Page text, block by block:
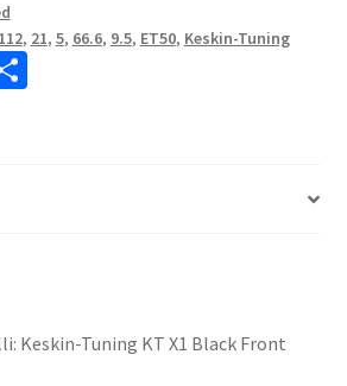
112, 21, 5, 66.6, 9.5, ET50, Keskin-Tuning
S
Keskin-Tuning KT X1 Black Front